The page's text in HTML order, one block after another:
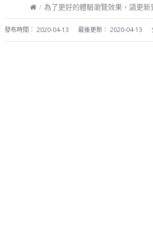
/ 為了更好的體驗瀏覽效果，請更
發布時間： 2020-04-13 最後更新： 2020-04-13